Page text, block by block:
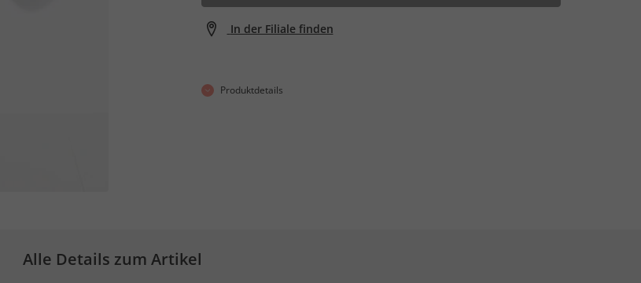
In der Filiale finden
Produktdetails
Alle Details zum Artikel